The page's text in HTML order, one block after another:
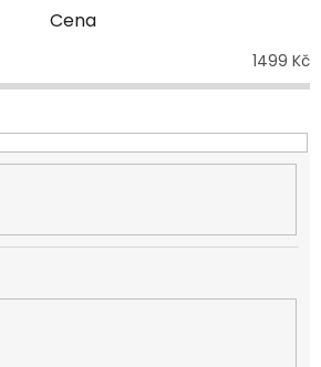
Cena
1499 Kč